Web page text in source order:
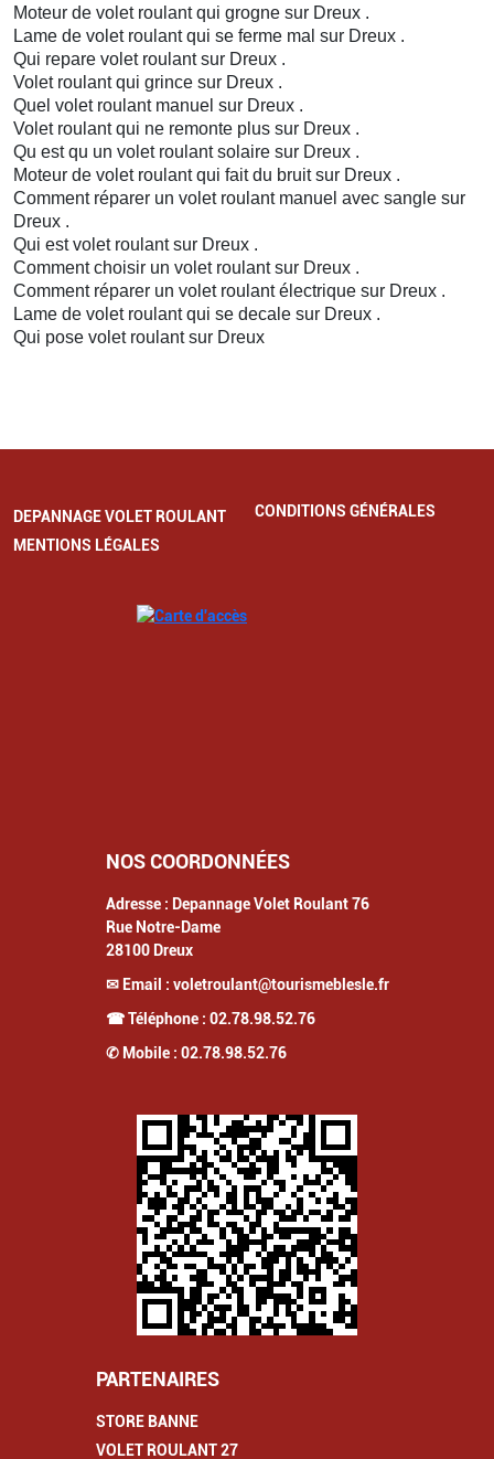
Moteur de volet roulant qui grogne sur Dreux .
Lame de volet roulant qui se ferme mal sur Dreux .
Qui repare volet roulant sur Dreux .
Volet roulant qui grince sur Dreux .
Quel volet roulant manuel sur Dreux .
Volet roulant qui ne remonte plus sur Dreux .
Qu est qu un volet roulant solaire sur Dreux .
Moteur de volet roulant qui fait du bruit sur Dreux .
Comment réparer un volet roulant manuel avec sangle sur
Dreux .
Qui est volet roulant sur Dreux .
Comment choisir un volet roulant sur Dreux .
Comment réparer un volet roulant électrique sur Dreux .
Lame de volet roulant qui se decale sur Dreux .
Qui pose volet roulant sur Dreux
DEPANNAGE VOLET ROULANT
MENTIONS LÉGALES
CONDITIONS GÉNÉRALES
NOS COORDONNÉES
Adresse : Depannage Volet Roulant 76
Rue Notre-Dame
28100 Dreux
✉ Email : voletroulant@tourismeblesle.fr
☎ Téléphone : 02.78.98.52.76
✆ Mobile : 02.78.98.52.76
PARTENAIRES
STORE BANNE
VOLET ROULANT 27